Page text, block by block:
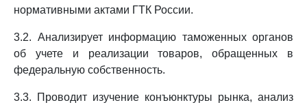
нормативными актами ГТК России.
3.2. Анализирует информацию таможенных органов
об учете и реализации товаров, обращенных в
федеральную собственность.
3.3. Проводит изучение конъюнктуры рынка, анализ